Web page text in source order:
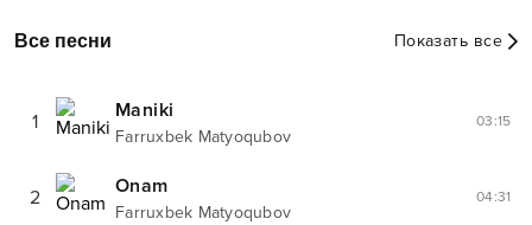
Все песни Показать все
1 Maniki
Farruxbek Matyoqubov
03:15
2 Onam
Farruxbek Matyoqubov
04:31